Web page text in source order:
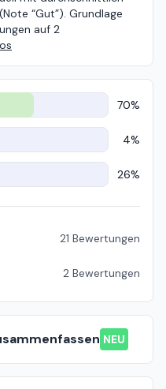
“Gut”). Grundlage
auf 2
70%
4%
26%
21 Bewertungen
2 Bewertungen
NEU